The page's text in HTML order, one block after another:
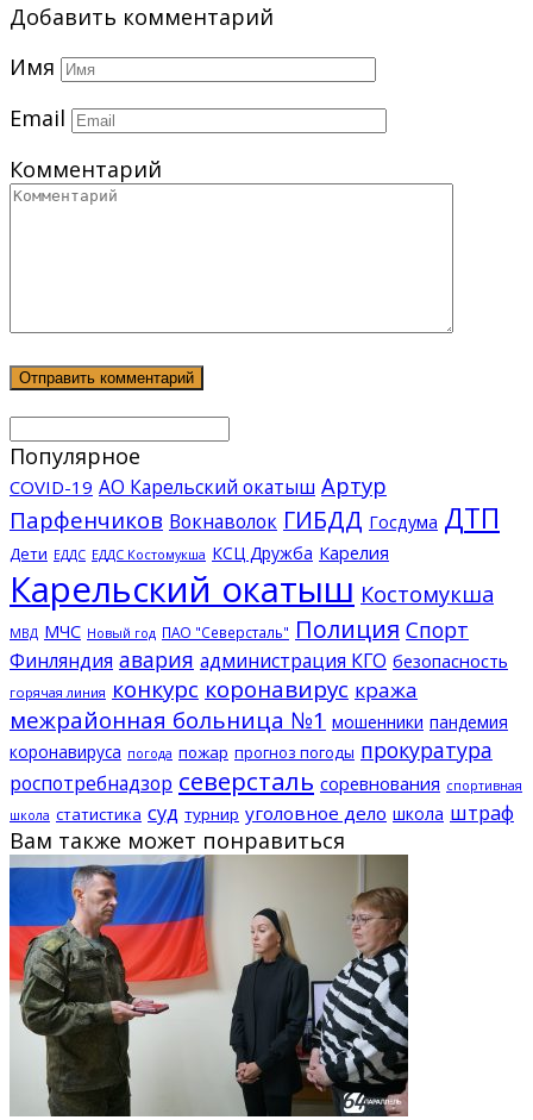
Добавить комментарий
Имя
Email
Комментарий
Популярное
COVID-19 АО Карельский окатыш Артур
Парфенчиков Вокнаволок ГИБДД Госдума ДТП
Дети ЕДДС ЕДДС Костомукша КСЦ Дружба Карелия
Карельский окатыш Костомукша
МВД МЧС Новый год ПАО "Северсталь" Полиция Спорт
Финляндия авария администрация КГО безопасность
горячая линия конкурс коронавирус кража
межрайонная больница №1 мошенники пандемия
коронавируса погода пожар прогноз погоды прокуратура
роспотребнадзор северсталь соревнования спортивная
школа статистика суд турнир уголовное дело школа штраф
Вам также может понравиться